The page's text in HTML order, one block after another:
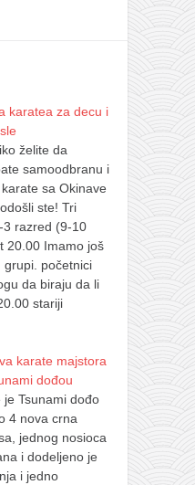
karatea za decu i
želite da
samoodbranu i
sa Okinave
ste! Tri
razred (9-10
20.00 Imamo još
grupi. početnici
da biraju da li
stariji
karate majstora
dođou
je Tsunami dođo
4 nova crna
jednog nosioca
i dodeljeno je
i jedno